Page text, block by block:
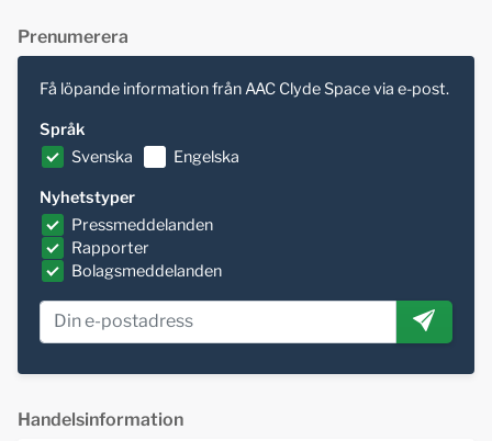
Prenumerera
Få löpande information från AAC Clyde Space via e-post.
Språk
Svenska
Engelska
Nyhetstyper
Pressmeddelanden
Rapporter
Bolagsmeddelanden
Handelsinformation